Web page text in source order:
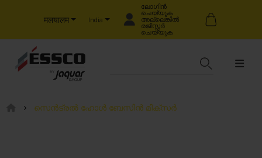
मलयालम India
ലോഗിൻ
ചെയ്യുക
അല്ലെങ്കിൽ
രജിസ്റ്റർ
ചെയ്യുക
സെൻട്രൽ ഹോൾ ബേസിൻ മിക്സർ